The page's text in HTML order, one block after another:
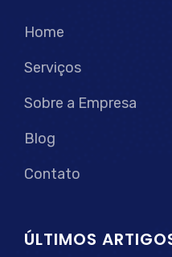
Home
Serviços
Sobre a Empresa
Blog
Contato
ÚLTIMOS